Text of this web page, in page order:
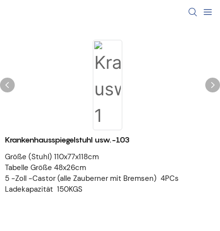
Krankenhausspiegelstuhl usw.-103
Größe (Stuhl) 110x77x118cm
Tabelle Größe 48x26cm
5 -Zoll -Castor (alle Zauberner mit Bremsen) 4PCs
Ladekapazität 150KGS